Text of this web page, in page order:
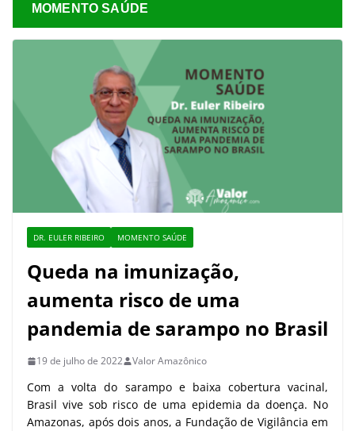
MOMENTO SAÚDE
DR. EULER RIBEIRO MOMENTO SAÚDE
Queda na imunização,
aumenta risco de uma
pandemia de sarampo no Brasil
19 de julho de 2022 Valor Amazônico
Com a volta do sarampo e baixa cobertura vacinal,
Brasil vive sob risco de uma epidemia da doença. No
Amazonas, após dois anos, a Fundação de Vigilância em